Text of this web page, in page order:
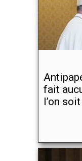
fait
l’on